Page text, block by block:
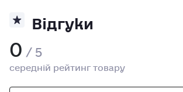
Відгуки
0 / 5
середній рейтинг товару